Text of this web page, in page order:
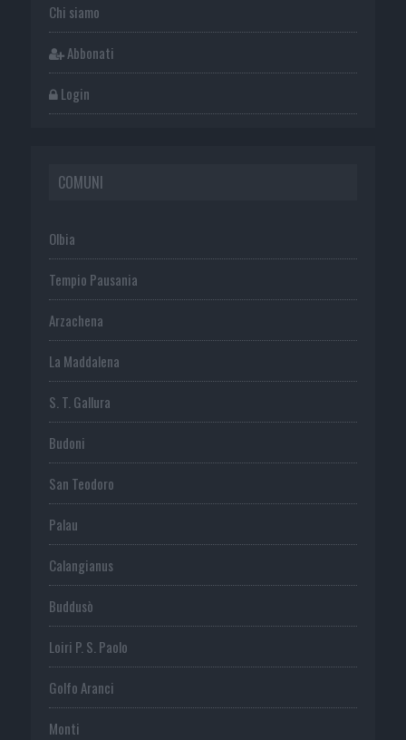
Chi siamo
Abbonati
Login
COMUNI
Olbia
Tempio Pausania
Arzachena
La Maddalena
S. T. Gallura
Budoni
San Teodoro
Palau
Calangianus
Buddusò
Loiri P. S. Paolo
Golfo Aranci
Monti